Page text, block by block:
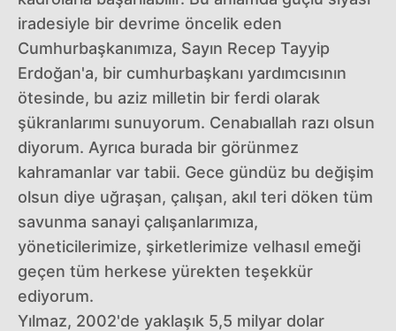
iradesiyle bir devrime öncelik eden
Cumhurbaşkanımıza, Sayın Recep Tayyip
Erdoğan'a, bir cumhurbaşkanı yardımcısının
ötesinde, bu aziz milletin bir ferdi olarak
şükranlarımı sunuyorum. Cenabıallah razı olsun
diyorum. Ayrıca burada bir görünmez
kahramanlar var tabii. Gece gündüz bu değişim
olsun diye uğraşan, çalışan, akıl teri döken tüm
savunma sanayi çalışanlarımıza,
yöneticilerimize, şirketlerimize velhasıl emeği
geçen tüm herkese yürekten teşekkür
ediyorum.
Yılmaz, 2002'de yaklaşık 5,5 milyar dolar